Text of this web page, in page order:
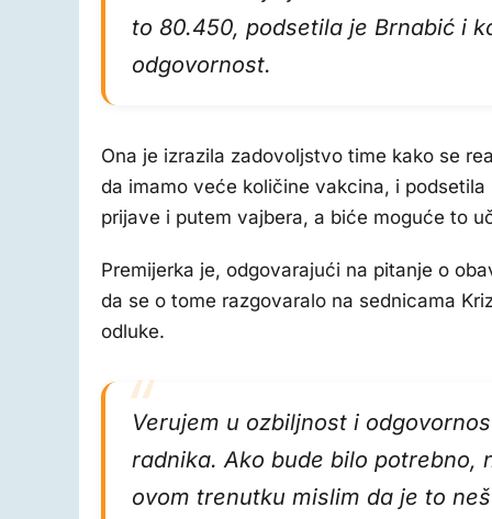
to 80.450, podsetila je Brnabić i
odgovornost.
Ona je izrazila zadovoljstvo time kako se
da imamo veće količine vakcina, i
prijave i putem vajbera, a biće moguće to
Premijerka je, odgovarajući na pitanje o
da se o tome razgovaralo na sednicama
odluke.
Verujem u ozbiljnost i
radnika. Ako bude bilo potrebno,
ovom trenutku mislim da je to